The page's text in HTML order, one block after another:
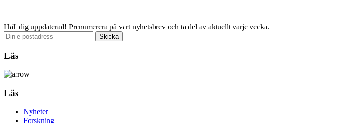
Håll dig uppdaterad! Prenumerera på vårt nyhetsbrev och ta del av aktuellt varje vecka.
Läs
Läs
Nyheter
Forskning